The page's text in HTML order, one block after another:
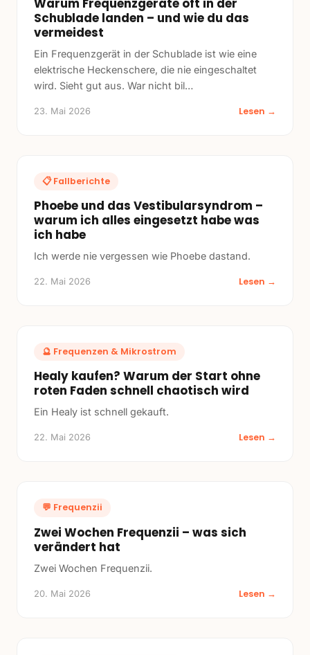
Schublade landen – und wie du das
vermeidest
Ein Frequenzgerät in der Schublade ist wie eine
elektrische Heckenschere, die nie eingeschaltet
wird. Sieht gut aus. War nicht bil…
23. Mai 2026 Lesen →
📋 Fallberichte
Phoebe und das Vestibularsyndrom –
warum ich alles eingesetzt habe was
ich habe
Ich werde nie vergessen wie Phoebe dastand.
22. Mai 2026 Lesen →
🔮 Frequenzen & Mikrostrom
Healy kaufen? Warum der Start ohne
roten Faden schnell chaotisch wird
Ein Healy ist schnell gekauft.
22. Mai 2026 Lesen →
💬 Frequenzii
Zwei Wochen Frequenzii – was sich
verändert hat
Zwei Wochen Frequenzii.
20. Mai 2026 Lesen →